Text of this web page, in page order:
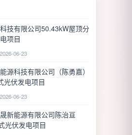
技有限公司50.43kW屋顶分
项目
06-23
源科技有限公司（陈勇嘉）
光伏发电项目
06-23
新能源有限公司陈治亘
光伏发电项目